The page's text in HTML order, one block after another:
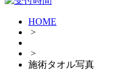
HOME
>
>
施術タオル写真